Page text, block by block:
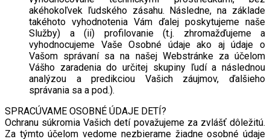
akéhokoľvek ľudského zásahu. Následne, na základe
takéhoto vyhodnotenia Vám ďalej poskytujeme naše
Služby) a (ii) profilovanie (t.j. zhromažďujeme a
vyhodnocujeme Vaše Osobné údaje ako aj údaje o
Vašom správaní sa na našej Webstránke za účelom
Vášho zaradenia do určitej skupiny ľudí a následnou
analýzou a predikciou Vašich záujmov, ďalšieho
správania sa a pod.).
SPRACÚVAME OSOBNÉ ÚDAJE DETÍ?
Ochranu súkromia Vašich detí považujeme za zvlášť dôležitú.
Za týmto účelom vedome nezbierame žiadne osobné údaje